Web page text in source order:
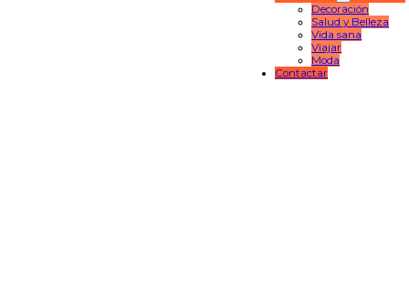
Decoración
Salud y Belleza
Vida sana
Viajar
Moda
Contactar